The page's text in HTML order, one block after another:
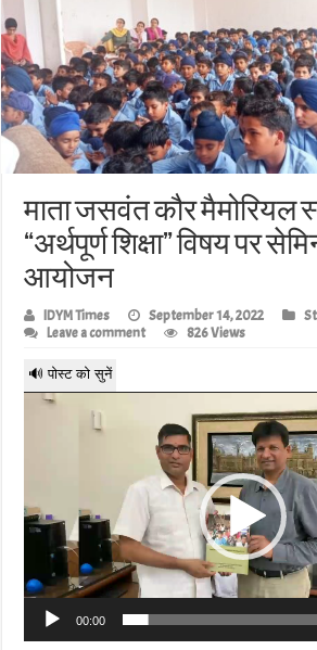
माता जसवंत कौर मैमोरियल
“अर्थपूर्ण शिक्षा” विषय पर
आयोजन
IDYM Times September 14, 2022
Leave a comment
826 Views
🔊 पोस्ट को सुनें
Video
00:00